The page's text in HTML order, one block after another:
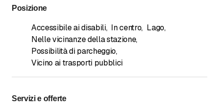
Posizione
Accessibile ai disabili, In centro, Lago,
Nelle vicinanze della stazione,
Possibilità di parcheggio,
Vicino ai trasporti pubblici
Servizi e offerte